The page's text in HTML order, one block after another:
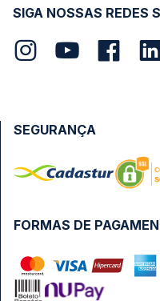
SIGA NOSSAS REDES
FORMAS DE
SEGURANÇA